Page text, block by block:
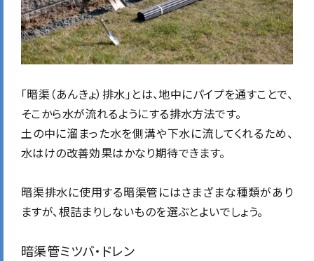
「暗渠（あんきょ）排水」とは、地中にパイプを通すことで、
そこから水が流れるようにする排水方法です。
土の中に溜まった水を側溝や下水に流してくれるため、
水はけの改善効果はかなり期待できます。
暗渠排水に使用する暗渠管にはさまざまな種類があり
ますが、根詰まりしないものを選ぶとよいでしょう。
暗渠管ミツバ・ドレン